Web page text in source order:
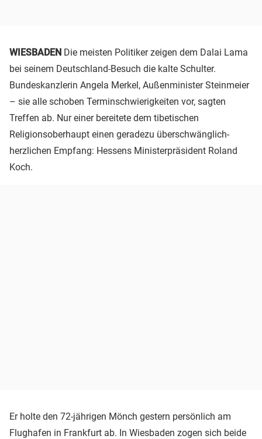
WIESBADEN Die meisten Politiker zeigen dem Dalai Lama
bei seinem Deutschland-Besuch die kalte Schulter.
Bundeskanzlerin Angela Merkel, Außenminister Steinmeier
– sie alle schoben Terminschwierigkeiten vor, sagten
Treffen ab. Nur einer bereitete dem tibetischen
Religionsoberhaupt einen geradezu überschwänglich-
herzlichen Empfang: Hessens Ministerpräsident Roland
Koch.
Er holte den 72-jährigen Mönch gestern persönlich am
Flughafen in Frankfurt ab. In Wiesbaden zogen sich beide